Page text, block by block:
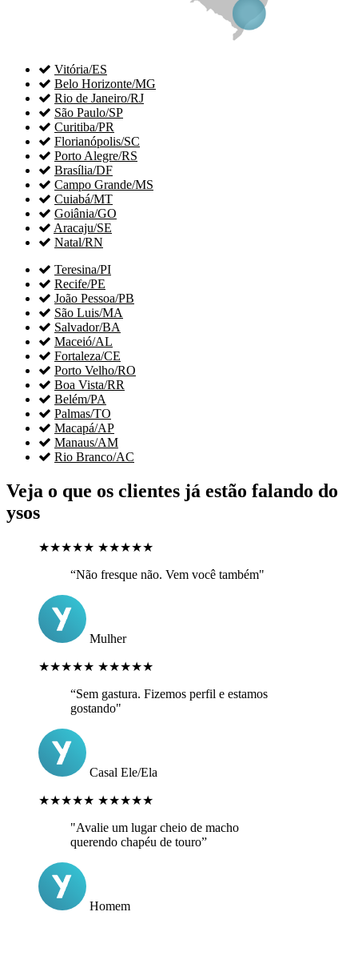
 Vitória/ES
 Belo Horizonte/MG
 Rio de Janeiro/RJ
 São Paulo/SP
 Curitiba/PR
 Florianópolis/SC
 Porto Alegre/RS
 Brasília/DF
 Campo Grande/MS
 Cuiabá/MT
 Goiânia/GO
 Aracaju/SE
 Natal/RN
 Teresina/PI
 Recife/PE
 João Pessoa/PB
 São Luis/MA
 Salvador/BA
 Maceió/AL
 Fortaleza/CE
 Porto Velho/RO
 Boa Vista/RR
 Belém/PA
 Palmas/TO
 Macapá/AP
 Manaus/AM
 Rio Branco/AC
Veja o que os clientes já estão falando do
ysos
★★★★★ ★★★★★
“Não fresque não. Vem você também"
Mulher
★★★★★ ★★★★★
“Sem gastura. Fizemos perfil e estamos
gostando"
Casal Ele/Ela
★★★★★ ★★★★★
"Avalie um lugar cheio de macho
querendo chapéu de touro”
Homem